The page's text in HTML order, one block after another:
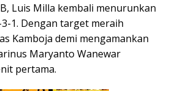
Luis Milla kembali menurunkan
1. Dengan target meraih
Kamboja demi mengamankan
Maryanto Wanewar
pertama.